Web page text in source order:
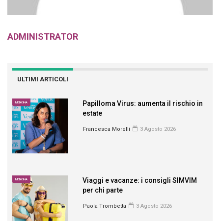
ADMINISTRATOR
ULTIMI ARTICOLI
MEDICINA
Papilloma Virus: aumenta il rischio in
estate
Francesca Morelli 3 Agosto 2026
MEDICINA
Viaggi e vacanze: i consigli SIMVIM
per chi parte
Paola Trombetta 3 Agosto 2026